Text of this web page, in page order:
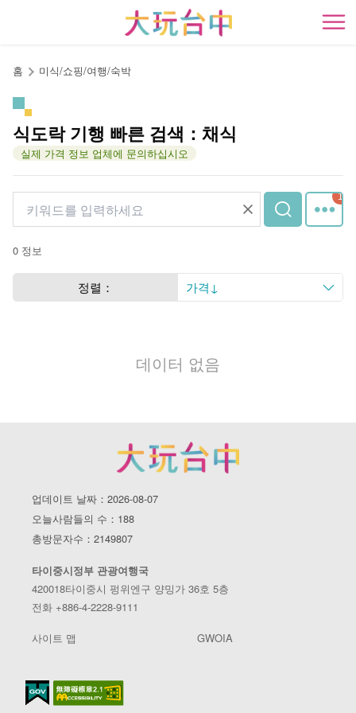
開
홈 미식/쇼핑/여행/숙박
식도락 기행 빠른 검색：채식
실제 가격 정보 업체에 문의하십시오
0 정보
정렬： 가격↓
데이터 없음
업데이트 날짜：2026-08-07
오늘사람들의 수：188
총방문자수：2149807
타이중시정부 관광여행국
420018타이중시 펑위엔구 양밍가 36호 5층
전화 +886-4-2228-9111
사이트 맵 GWOIA